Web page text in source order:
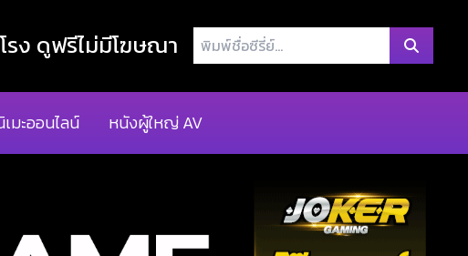
รง ดูฟรีไม่มีโฆษณา
พิมพ์
ชื่อ
ย์...
มะออนไลน์ หนังผู้ใหญ่ AV